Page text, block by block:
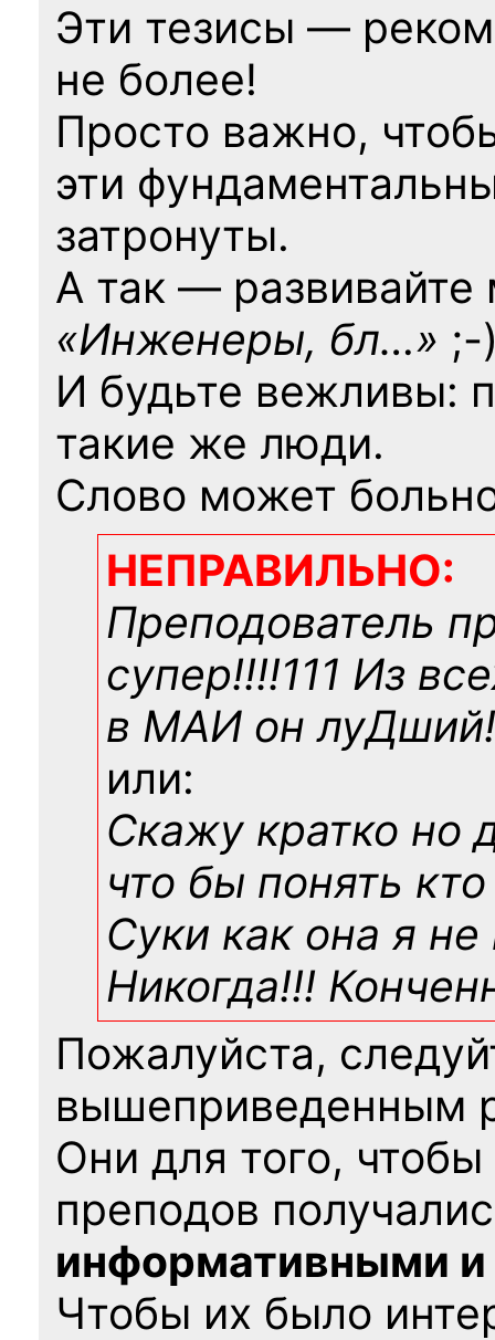
Эти тезисы —
не более!
Просто важно,
эти
затронуты.
А так — развивайте
«Инженеры, бл…» ;-
И будьте вежливы:
такие же люди.
Слово может
НЕПРАВИЛЬНО:
Преподователь
супер!!!!111 Из
в МАИ он
или:
Скажу кратко но
что бы понять
Суки как она я не
Никогда!!!
Пожалуйста,
вышеприведенным
Они для того,
преподов
информативными
Чтобы их было